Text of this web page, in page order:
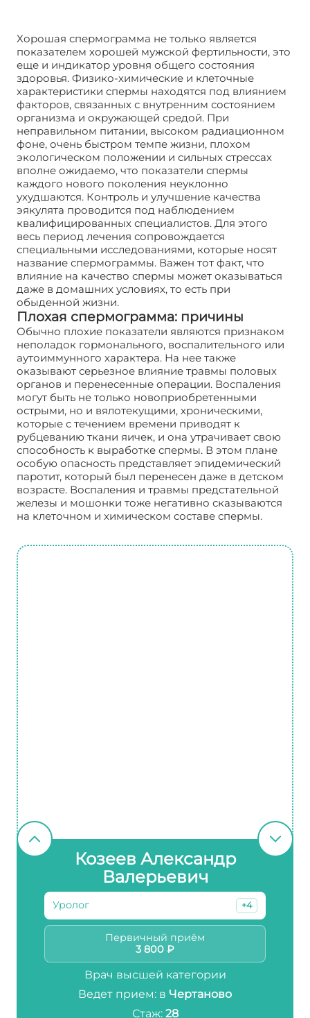
Хорошая спермограмма не только является
показателем хорошей мужской фертильности, это
еще и индикатор уровня общего состояния
здоровья. Физико-химические и клеточные
характеристики спермы находятся под влиянием
факторов, связанных с внутренним состоянием
организма и окружающей средой. При
неправильном питании, высоком радиационном
фоне, очень быстром темпе жизни, плохом
экологическом положении и сильных стрессах
вполне ожидаемо, что показатели спермы
каждого нового поколения неуклонно
ухудшаются. Контроль и улучшение качества
эякулята проводится под наблюдением
квалифицированных специалистов. Для этого
весь период лечения сопровождается
специальными исследованиями, которые носят
название спермограммы. Важен тот факт, что
влияние на качество спермы может оказываться
даже в домашних условиях, то есть при
обыденной жизни.
Плохая спермограмма: причины
Обычно плохие показатели являются признаком
неполадок гормонального, воспалительного или
аутоиммунного характера. На нее также
оказывают серьезное влияние травмы половых
органов и перенесенные операции. Воспаления
могут быть не только новоприобретенными
острыми, но и вялотекущими, хроническими,
которые с течением времени приводят к
рубцеванию ткани яичек, и она утрачивает свою
способность к выработке спермы. В этом плане
особую опасность представляет эпидемический
паротит, который был перенесен даже в детском
возрасте. Воспаления и травмы предстательной
железы и мошонки тоже негативно сказываются
на клеточном и химическом составе спермы.
Козеев Александр
Валерьевич
Уролог +4
Первичный приём
3 800 ₽
Врач высшей категории
Ведет прием: в Чертаново
Стаж: 28